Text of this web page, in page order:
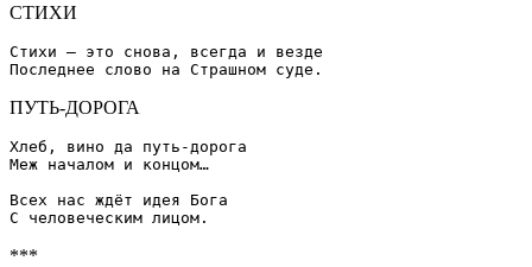
СТИХИ
Стихи – это снова, всегда и везде
ПУТЬ-ДОРОГА
Хлеб, вино да путь-дорога
Меж началом и концом…
Всех нас ждёт идея Бога
***